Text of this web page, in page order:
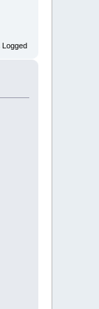
Logged